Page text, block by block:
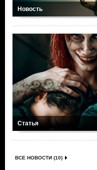
Новость
Статья
ВСЕ НОВОСТИ (10)